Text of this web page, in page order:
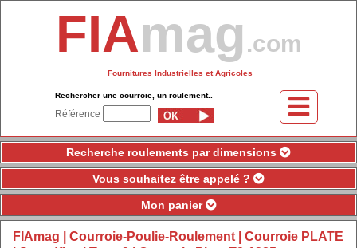
FIAmag .com
Fournitures Industrielles et Agricoles
Rechercher une courroie, un roulement..
Référence
FIAmag Courroie-Poulie-Roulement
Courroie PLATE
Recherche roulements par dimensions
Vous souhaitez être appelé ?
Mon panier